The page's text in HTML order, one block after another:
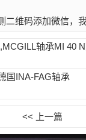
二维码添加微信，
轴承MI 40
国INA-FAG轴承
<< 上一篇